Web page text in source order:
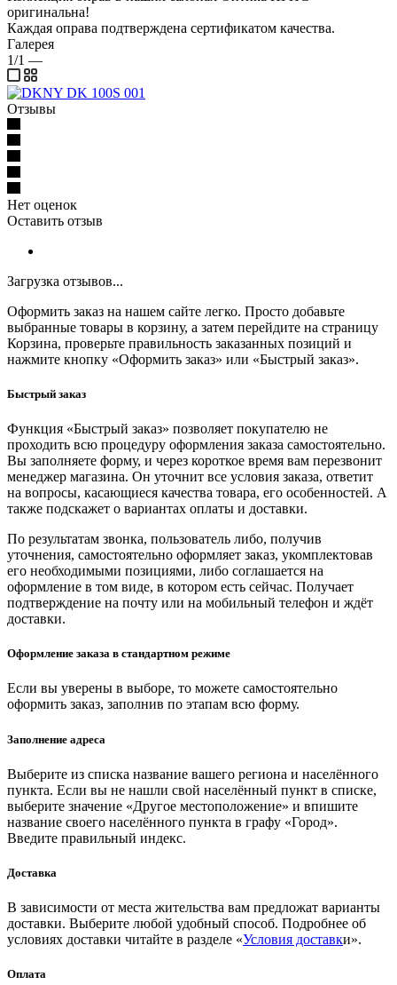
оригинальна!
Каждая оправа подтверждена сертификатом качества.
Галерея
1/1 —
Отзывы
Нет оценок
Оставить отзыв
Загрузка отзывов...
Оформить заказ на нашем сайте легко. Просто добавьте
выбранные товары в корзину, а затем перейдите на страницу
Корзина, проверьте правильность заказанных позиций и
нажмите кнопку «Оформить заказ» или «Быстрый заказ».
Быстрый заказ
Функция «Быстрый заказ» позволяет покупателю не
проходить всю процедуру оформления заказа самостоятельно.
Вы заполняете форму, и через короткое время вам перезвонит
менеджер магазина. Он уточнит все условия заказа, ответит
на вопросы, касающиеся качества товара, его особенностей. А
также подскажет о вариантах оплаты и доставки.
По результатам звонка, пользователь либо, получив
уточнения, самостоятельно оформляет заказ, укомплектовав
его необходимыми позициями, либо соглашается на
оформление в том виде, в котором есть сейчас. Получает
подтверждение на почту или на мобильный телефон и ждёт
доставки.
Оформление заказа в стандартном режиме
Если вы уверены в выборе, то можете самостоятельно
оформить заказ, заполнив по этапам всю форму.
Заполнение адреса
Выберите из списка название вашего региона и населённого
пункта. Если вы не нашли свой населённый пункт в списке,
выберите значение «Другое местоположение» и впишите
название своего населённого пункта в графу «Город».
Введите правильный индекс.
Доставка
В зависимости от места жительства вам предложат варианты
доставки. Выберите любой удобный способ. Подробнее об
условиях доставки читайте в разделе «Условия доставки».
Оплата